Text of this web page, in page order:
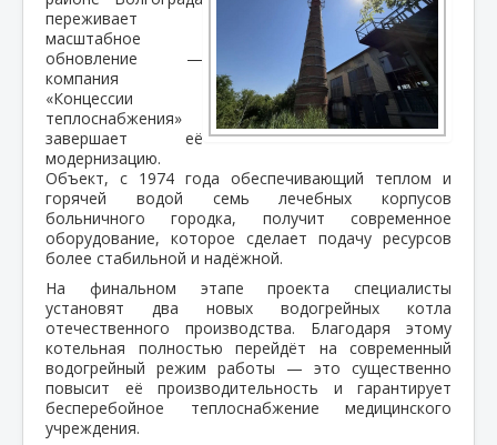
переживает
масштабное
обновление —
компания
«Концессии
теплоснабжения»
завершает её
модернизацию.
Объект, с 1974 года обеспечивающий теплом и
горячей водой семь лечебных корпусов
больничного городка, получит современное
оборудование, которое сделает подачу ресурсов
более стабильной и надёжной.
На финальном этапе проекта специалисты
установят два новых водогрейных котла
отечественного производства. Благодаря этому
котельная полностью перейдёт на современный
водогрейный режим работы — это существенно
повысит её производительность и гарантирует
бесперебойное теплоснабжение медицинского
учреждения.